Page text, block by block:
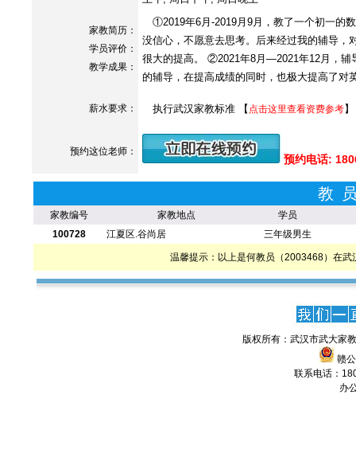
家教简历：
学员评价：
教学成果：
①2019年6月-2019月9月，教了一个初一的
没信心，不愿意去思考。后来经过我的辅导，
很大的提高。 ②2021年8月—2021年12月，辅
的辅导，在提高成绩的同时，也极大提高了对
薪水要求： 执行武汉家教标准 【 点击这里查看资费参考】
预约这位老师：
预约电话:
教
家教编号 家教地点
学员
100728
江夏区.谷尚居 三年级男生
温馨提示：以上是何教员（2003468）在
版权所有：武汉市武大家
赣
联系电话：
办